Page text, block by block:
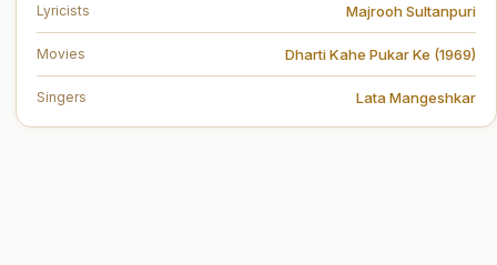
Lyricists Majrooh Sultanpuri
Movies Dharti Kahe Pukar Ke (1969)
Singers Lata Mangeshkar